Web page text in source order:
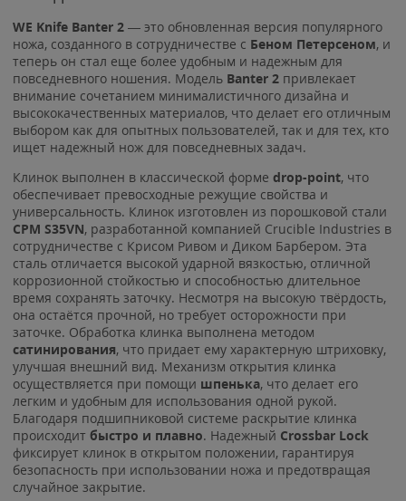
WE Knife Banter 2 — это обновленная версия популярного
ножа, созданного в сотрудничестве с Беном Петерсеном, и
теперь он стал еще более удобным и надежным для
повседневного ношения. Модель Banter 2 привлекает
внимание сочетанием минималистичного дизайна и
высококачественных материалов, что делает его отличным
выбором как для опытных пользователей, так и для тех, кто
ищет надежный нож для повседневных задач.
Клинок выполнен в классической форме drop-point, что
обеспечивает превосходные режущие свойства и
универсальность. Клинок изготовлен из порошковой стали
CPM S35VN, разработанной компанией Crucible Industries в
сотрудничестве с Крисом Ривом и Диком Барбером. Эта
сталь отличается высокой ударной вязкостью, отличной
коррозионной стойкостью и способностью длительное
время сохранять заточку. Несмотря на высокую твёрдость,
она остаётся прочной, но требует осторожности при
заточке. Обработка клинка выполнена методом
сатинирования, что придает ему характерную штриховку,
улучшая внешний вид. Механизм открытия клинка
осуществляется при помощи шпенька, что делает его
легким и удобным для использования одной рукой.
Благодаря подшипниковой системе раскрытие клинка
происходит быстро и плавно. Надежный Crossbar Lock
фиксирует клинок в открытом положении, гарантируя
безопасность при использовании ножа и предотвращая
случайное закрытие.